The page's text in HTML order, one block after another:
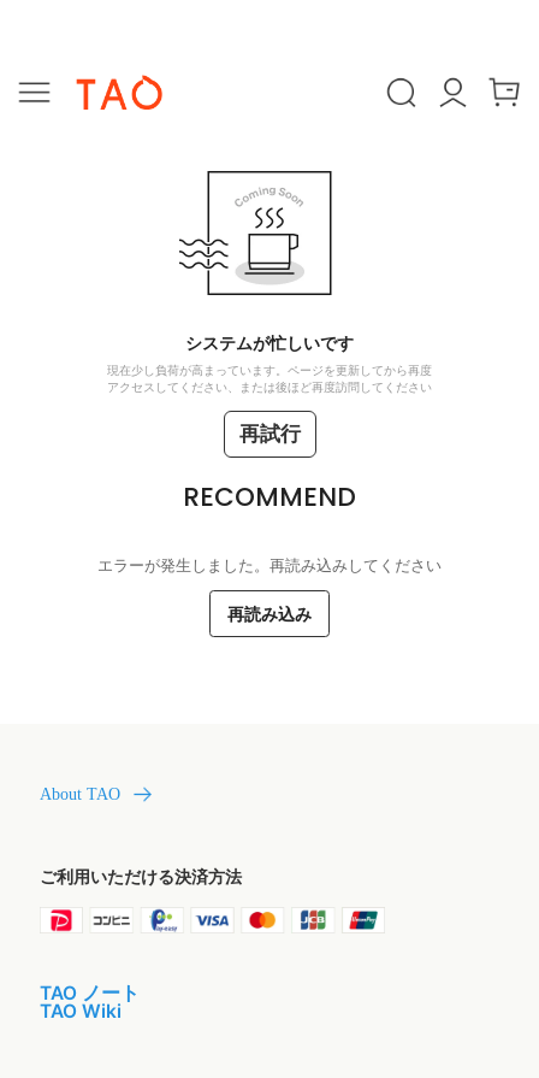
システムが忙しいです
現在少し負荷が高まっています。ページを更新してから再度
アクセスしてください、または後ほど再度訪問してください
再試行
RECOMMEND
エラーが発生しました。再読み込みしてください
再読み込み
About TAO
ご利用いただける決済方法
TAO ノート
TAO Wiki